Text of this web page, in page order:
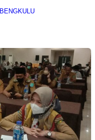
BENGKULU